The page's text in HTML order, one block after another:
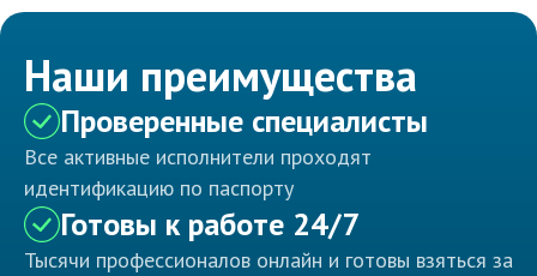
Наши преимущества
Проверенные специалисты
Все активные исполнители проходят
идентификацию по паспорту
Готовы к работе 24/7
Тысячи профессионалов онлайн и готовы взяться за